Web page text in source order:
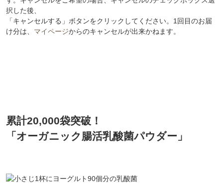
択した後、
「キャンセルする」ボタンをクリックしてください。1回目のお届
け分は、 マイページからのキャンセルが出来かねます。
累計20,000袋突破！
「オーガニック腸活乳酸菌パウダー」